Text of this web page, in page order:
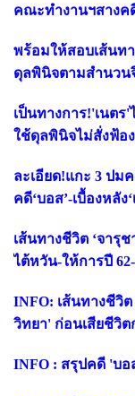
คณะทำงานฯสางค
พร้อมให้สอบเส้นทา
ดุลพินิจตามสำนวน
เป็นทางการ!'เนต
ใช้ดุลพินิจไม่สั่งฟ้อ
ละเอียด!แกะ 3 ปม
คดี‘บอส’-เบื้องหลัง
เส้นทางชีวิต ‘จารุ
ไต้หวัน-ให้การปี
INFO: เส้นทางชีวิ
วิทยา' ก่อนเสียชีวิ
INFO : สรุปคดี 'บ